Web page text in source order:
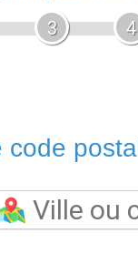
3 4
code